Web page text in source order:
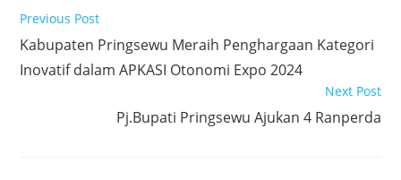
o
k
e
r
s
A
k
e
a
r
Read
more
articles
Previous Post
Kabupaten Pringsewu Meraih Penghargaan Kategori
Inovatif dalam APKASI Otonomi Expo 2024
Next Post
Pj.Bupati Pringsewu Ajukan 4 Ranperda